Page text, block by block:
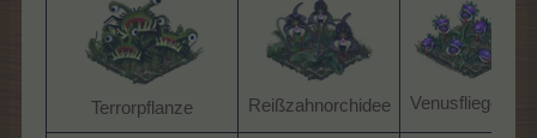
Terrorpflanze​ Reißzahnorchidee​